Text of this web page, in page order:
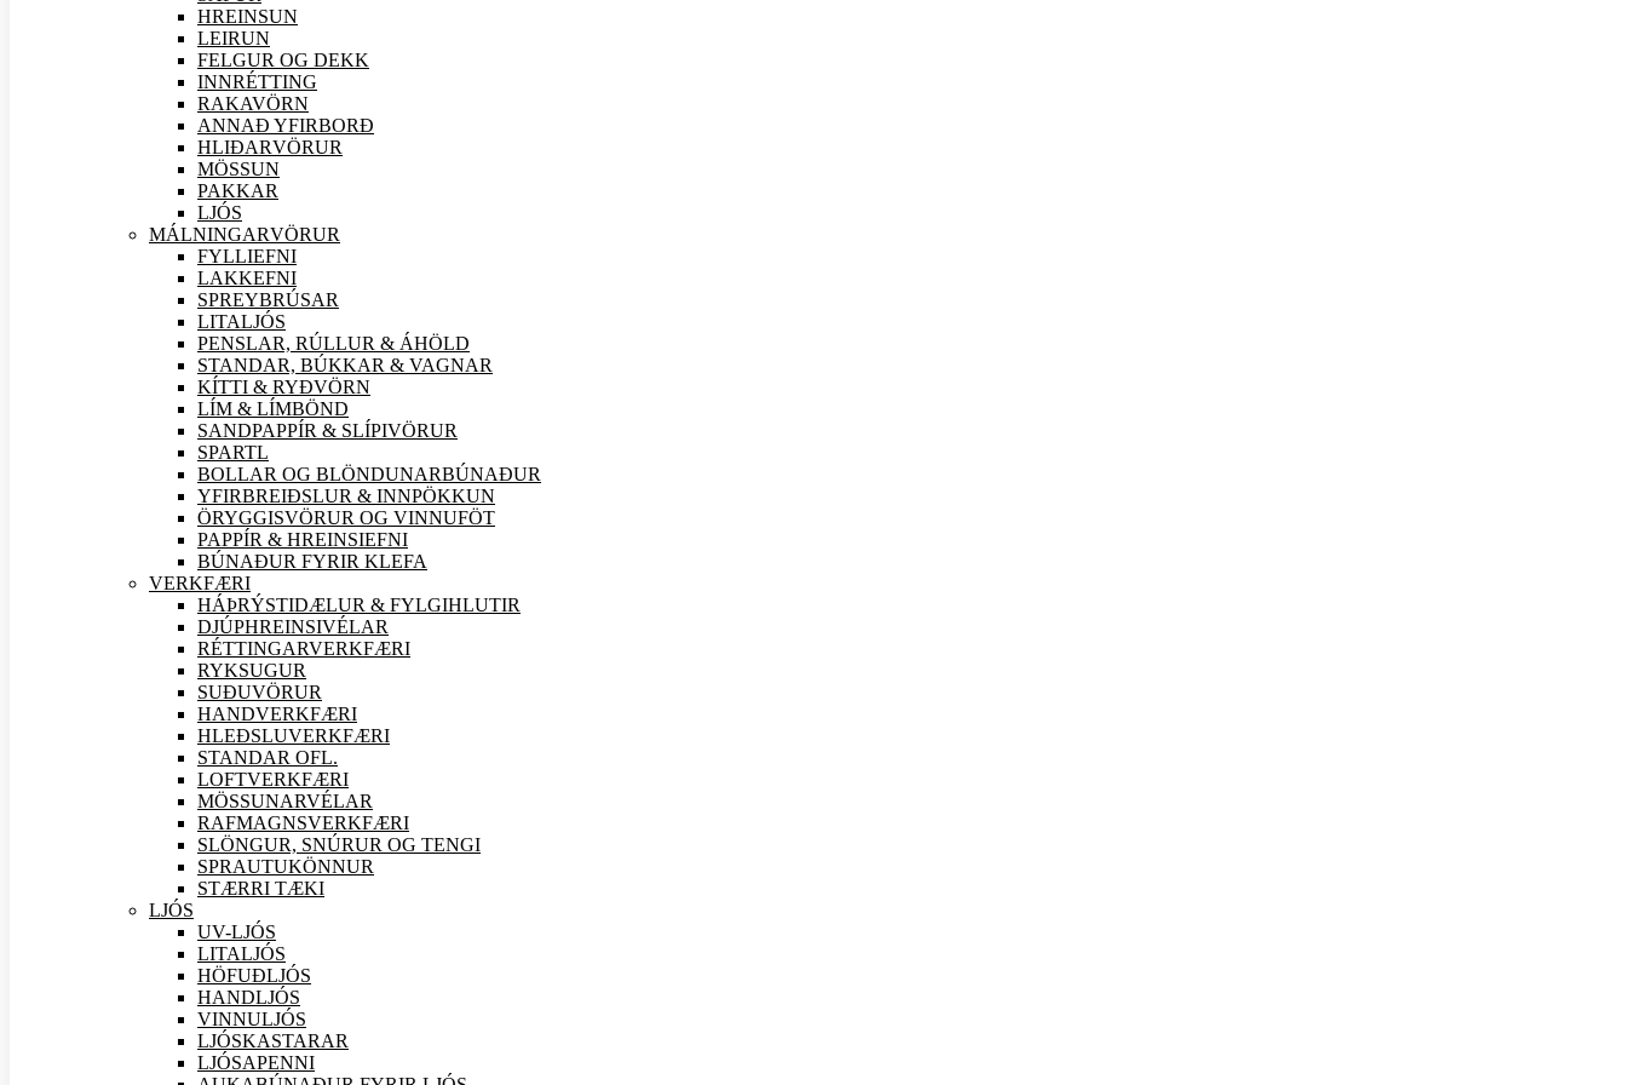
HREINSUN
LEIRUN
FELGUR OG DEKK
INNRÉTTING
RAKAVÖRN
ANNAÐ YFIRBORÐ
HLIÐARVÖRUR
MÖSSUN
PAKKAR
LJÓS
MÁLNINGARVÖRUR
FYLLIEFNI
LAKKEFNI
SPREYBRÚSAR
LITALJÓS
PENSLAR, RÚLLUR & ÁHÖLD
STANDAR, BÚKKAR & VAGNAR
KÍTTI & RYÐVÖRN
LÍM & LÍMBÖND
SANDPAPPÍR & SLÍPIVÖRUR
SPARTL
BOLLAR OG BLÖNDUNARBÚNAÐUR
YFIRBREIÐSLUR & INNPÖKKUN
ÖRYGGISVÖRUR OG VINNUFÖT
PAPPÍR & HREINSIEFNI
BÚNAÐUR FYRIR KLEFA
VERKFÆRI
HÁÞRÝSTIDÆLUR & FYLGIHLUTIR
DJÚPHREINSIVÉLAR
RÉTTINGARVERKFÆRI
RYKSUGUR
SUÐUVÖRUR
HANDVERKFÆRI
HLEÐSLUVERKFÆRI
STANDAR OFL.
LOFTVERKFÆRI
MÖSSUNARVÉLAR
RAFMAGNSVERKFÆRI
SLÖNGUR, SNÚRUR OG TENGI
SPRAUTUKÖNNUR
STÆRRI TÆKI
LJÓS
UV-LJÓS
LITALJÓS
HÖFUÐLJÓS
HANDLJÓS
VINNULJÓS
LJÓSKASTARAR
LJÓSAPENNI